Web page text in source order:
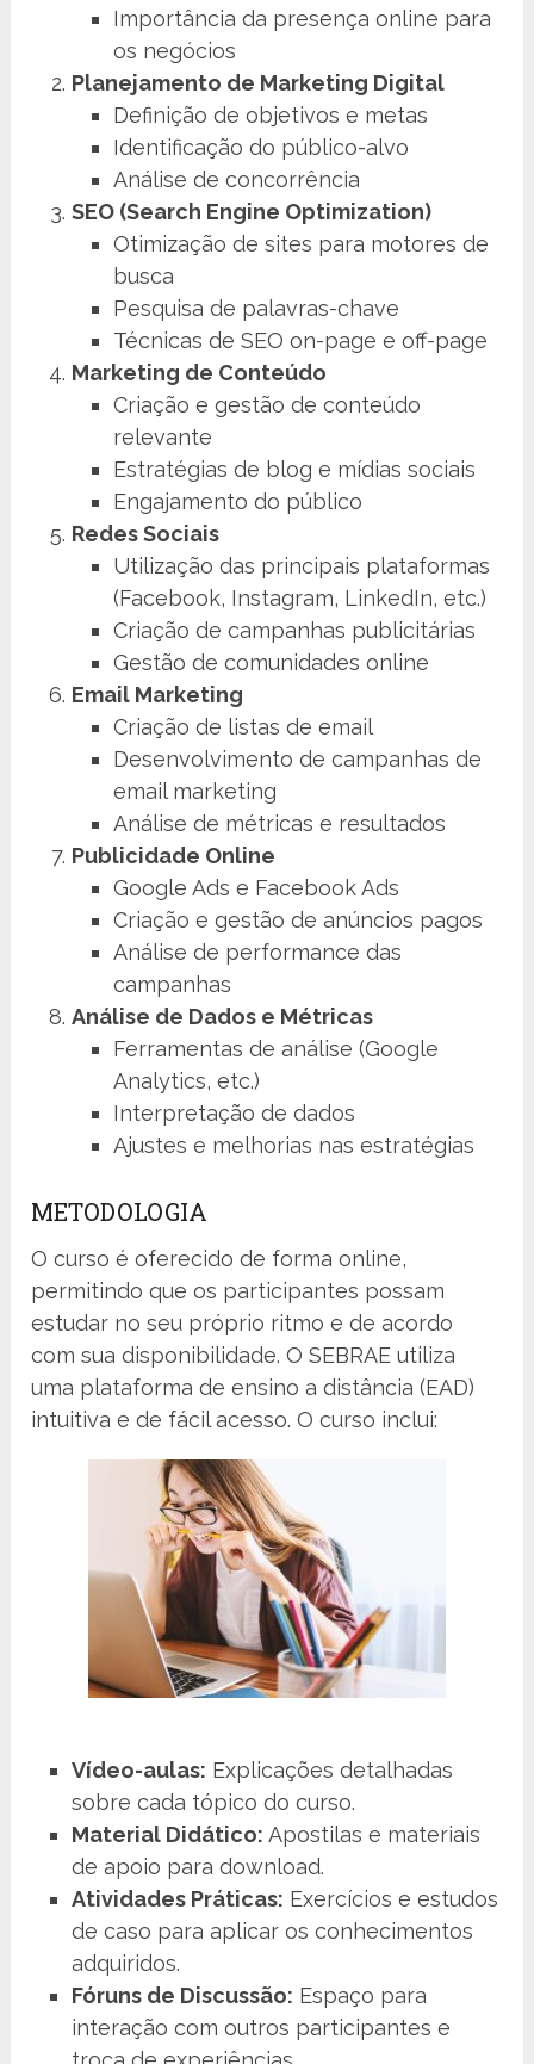
Importância da presença online para
os negócios
Planejamento de Marketing Digital
Definição de objetivos e metas
Identificação do público-alvo
Análise de concorrência
SEO (Search Engine Optimization)
Otimização de sites para motores de
busca
Pesquisa de palavras-chave
Técnicas de SEO on-page e off-page
Marketing de Conteúdo
Criação e gestão de conteúdo
relevante
Estratégias de blog e mídias sociais
Engajamento do público
Redes Sociais
Utilização das principais plataformas
(Facebook, Instagram, LinkedIn, etc.)
Criação de campanhas publicitárias
Gestão de comunidades online
Email Marketing
Criação de listas de email
Desenvolvimento de campanhas de
email marketing
Análise de métricas e resultados
Publicidade Online
Google Ads e Facebook Ads
Criação e gestão de anúncios pagos
Análise de performance das
campanhas
Análise de Dados e Métricas
Ferramentas de análise (Google
Analytics, etc.)
Interpretação de dados
Ajustes e melhorias nas estratégias
METODOLOGIA
O curso é oferecido de forma online,
permitindo que os participantes possam
estudar no seu próprio ritmo e de acordo
com sua disponibilidade. O SEBRAE utiliza
uma plataforma de ensino a distância (EAD)
intuitiva e de fácil acesso. O curso inclui:
Vídeo-aulas: Explicações detalhadas
sobre cada tópico do curso.
Material Didático: Apostilas e materiais
de apoio para download.
Atividades Práticas: Exercícios e estudos
de caso para aplicar os conhecimentos
adquiridos.
Fóruns de Discussão: Espaço para
interação com outros participantes e